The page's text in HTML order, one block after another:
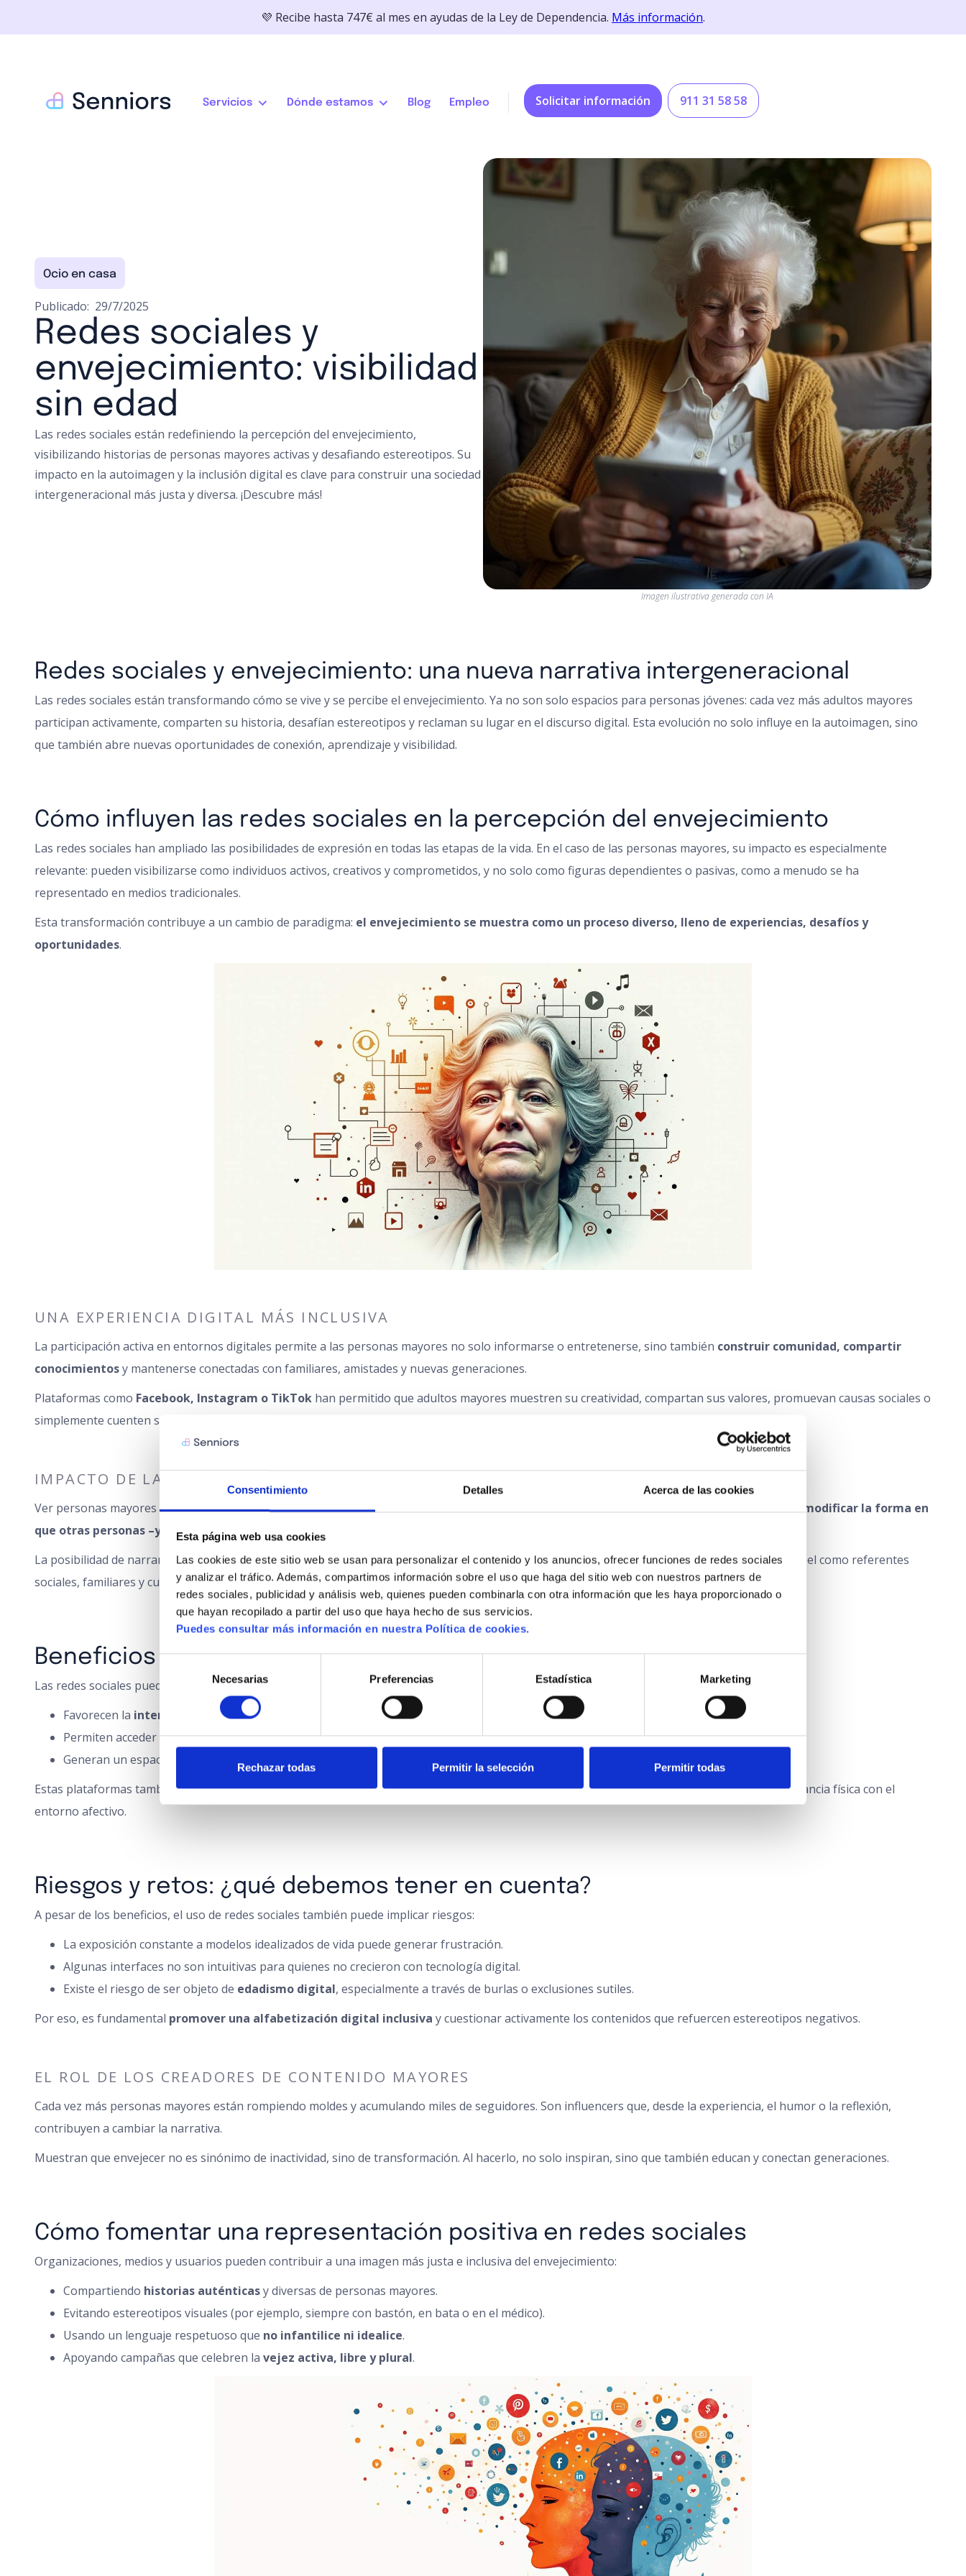
Consentimiento Detalles Acerca de las cookies
Esta página web usa cookies
Las cookies de este sitio web se usan para personalizar el contenido y los anuncios, ofrecer funciones de redes sociales
y analizar el tráfico. Además, compartimos información sobre el uso que haga del sitio web con nuestros partners de
redes sociales, publicidad y análisis web, quienes pueden combinarla con otra información que les haya proporcionado o
que hayan recopilado a partir del uso que haya hecho de sus servicios.
Puedes consultar más información en nuestra Política de cookies.
consentimiento
Necesarias Preferencias Estadística Marketing
Rechazar todas Permitir la selección Permitir todas
💜 Recibe hasta 747€ al mes en ayudas de la Ley de Dependencia. Más información.
Servicios Dónde estamos Blog Empleo Solicitar información 911 31 58 58
Ocio en casa
Publicado: 29/7/2025
Redes sociales y
envejecimiento: visibilidad
sin edad
Las redes sociales están redefiniendo la percepción del envejecimiento,
visibilizando historias de personas mayores activas y desafiando estereotipos. Su
impacto en la autoimagen y la inclusión digital es clave para construir una sociedad
intergeneracional más justa y diversa. ¡Descubre más!
Imagen ilustrativa generada con IA
Redes sociales y envejecimiento: una nueva narrativa intergeneracional
Las redes sociales están transformando cómo se vive y se percibe el envejecimiento. Ya no son solo espacios para personas jóvenes: cada vez más adultos mayores
participan activamente, comparten su historia, desafían estereotipos y reclaman su lugar en el discurso digital. Esta evolución no solo influye en la autoimagen, sino
que también abre nuevas oportunidades de conexión, aprendizaje y visibilidad.
Cómo influyen las redes sociales en la percepción del envejecimiento
Las redes sociales han ampliado las posibilidades de expresión en todas las etapas de la vida. En el caso de las personas mayores, su impacto es especialmente
relevante: pueden visibilizarse como individuos activos, creativos y comprometidos, y no solo como figuras dependientes o pasivas, como a menudo se ha
representado en medios tradicionales.
Esta transformación contribuye a un cambio de paradigma: el envejecimiento se muestra como un proceso diverso, lleno de experiencias, desafíos y
oportunidades.
UNA EXPERIENCIA DIGITAL MÁS INCLUSIVA
La participación activa en entornos digitales permite a las personas mayores no solo informarse o entretenerse, sino también construir comunidad, compartir
conocimientosy mantenerse conectadas con familiares, amistades y nuevas generaciones.
Plataformas como Facebook, Instagram o TikTok han permitido que adultos mayores muestren su creatividad, compartan sus valores, promuevan causas sociales o
simplemente cuenten su día a día, generando una representación más rica y real del envejecimiento.
IMPACTO DE LAS REDES SOCIALES EN LA AUTOIMAGEN
Ver personas mayores que se muestran con autenticidad, sentido del humor o estilo propio en redes sociales puede fortalecer la autoestima ymodificar la forma en
que otras personas –y ellas mismas– entienden su proceso de envejecimiento
La posibilidad de narrar su historia en primera persona permite romper con la invisibilidad que tradicionalmente han sufrido y reafirmar su papel como referentes
sociales, familiares y culturales.
Beneficios emocionales y sociales del uso de redes sociales
Las redes sociales pueden tener un efecto positivo en la salud emocional, especialmente cuando:
Favorecen la interacción socialcon otras generaciones.
Permiten acceder agrupos de apoyo, aficiones o comunidades de interés.
Generan un espacio para
compartir vivencias
y sentirse escuchadas.
Estas plataformas también ayudan a reducir la sensación de aislamiento, especialmente en situaciones de movilidad reducida o cuando hay distancia física con el
entorno afectivo.
Riesgos y retos: ¿qué debemos tener en cuenta?
A pesar de los beneficios, el uso de redes sociales también puede implicar riesgos:
La exposición constante a modelos idealizados de vida puede generar frustración.
Algunas interfaces no son intuitivas para quienes no crecieron con tecnología digital.
Existe el riesgo de ser objeto de edadismo digital, especialmente a través de burlas o exclusiones sutiles.
Por eso, es fundamental promover una alfabetización digital inclusiva y cuestionar activamente los contenidos que refuercen estereotipos negativos.
EL ROL DE LOS CREADORES DE CONTENIDO MAYORES
Cada vez más personas mayores están rompiendo moldes y acumulando miles de seguidores. Son influencers que, desde la experiencia, el humor o la reflexión,
contribuyen a cambiar la narrativa.
Muestran que envejecer no es sinónimo de inactividad, sino de transformación. Al hacerlo, no solo inspiran, sino que también educan y conectan generaciones.
Cómo fomentar una representación positiva en redes sociales
Organizaciones, medios y usuarios pueden contribuir a una imagen más justa e inclusiva del envejecimiento:
Compartiendo historias auténticasy diversas de personas mayores.
Evitando estereotipos visuales (por ejemplo, siempre con bastón, en bata o en el médico).
Usando un lenguaje respetuoso que no infantilice ni idealice.
Apoyando campañas que celebren la vejez activa, libre y plural.